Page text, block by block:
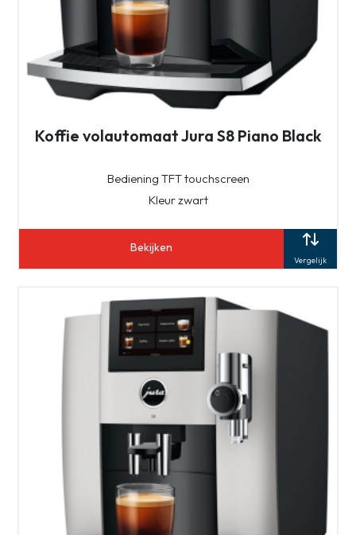
Koffie volautomaat Jura S8 Piano Black
Bediening TFT touchscreen
Kleur zwart
Bekijken
Vergelijk